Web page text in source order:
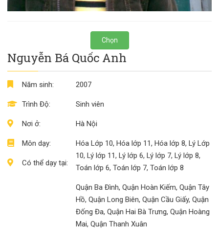
Chọn
Nguyễn Bá Quốc Anh
Năm sinh:
Trình Độ:
Nơi ở:
Môn dạy:
Có thể dạy tại:
2007
Sinh viên
Hà Nội
Hóa Lớp 10, Hóa lớp 11, Hóa lớp 8, Lý Lớp
10, Lý lớp 11, Lý lớp 6, Lý lớp 7, Lý lớp 8,
Toán lớp 6, Toán lớp 7, Toán lớp 8
Quận Ba Đình, Quận Hoàn Kiếm, Quận Tây
Hồ, Quận Long Biên, Quận Cầu Giấy, Quận
Đống Đa, Quận Hai Bà Trưng, Quận Hoàng
Mai, Quận Thanh Xuân